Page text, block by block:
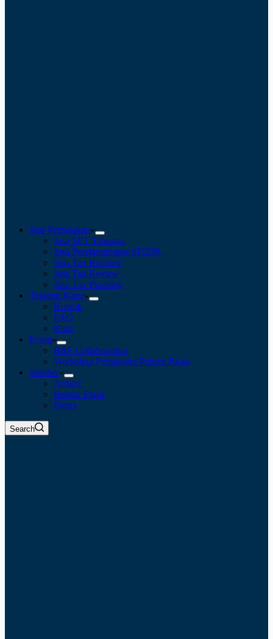
Jasa Perpajakan
Jasa SPT Tahunan
Jasa Pendampingan SP2DK
Jasa Tax Retainer
Jasa Tax Review
Jasa Tax Planning
Tentang Kami
Kontak
FAQ
Karir
Event
BBF Collaboration
Workshop Pengusaha Paham Pajak
Sumber
Artikel
Belajar Pajak
Berita
Search